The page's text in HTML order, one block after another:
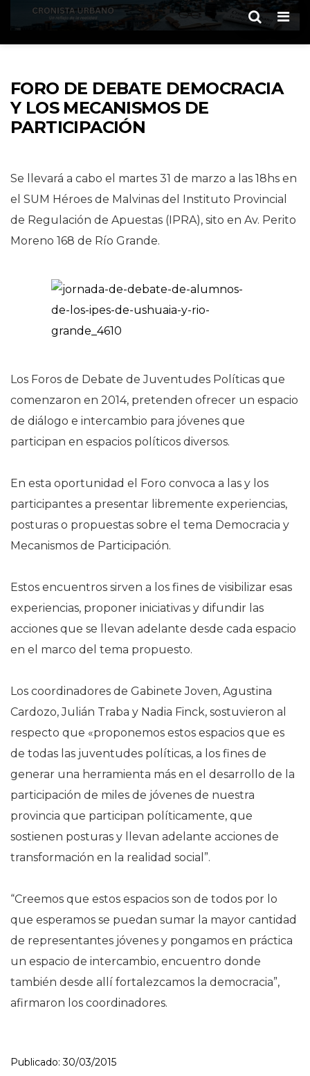
FORO DE DEBATE DEMOCRACIA
Y LOS MECANISMOS DE
PARTICIPACIÓN
Se llevará a cabo el martes 31 de marzo a las 18hs en
el SUM Héroes de Malvinas del Instituto Provincial
de Regulación de Apuestas (IPRA), sito en Av. Perito
Moreno 168 de Río Grande.
Los Foros de Debate de Juventudes Políticas que
comenzaron en 2014, pretenden ofrecer un espacio
de diálogo e intercambio para jóvenes que
participan en espacios políticos diversos.
En esta oportunidad el Foro convoca a las y los
participantes a presentar libremente experiencias,
posturas o propuestas sobre el tema Democracia y
Mecanismos de Participación.
Estos encuentros sirven a los fines de visibilizar esas
experiencias, proponer iniciativas y difundir las
acciones que se llevan adelante desde cada espacio
en el marco del tema propuesto.
Los coordinadores de Gabinete Joven, Agustina
Cardozo, Julián Traba y Nadia Finck, sostuvieron al
respecto que «proponemos estos espacios que es
de todas las juventudes políticas, a los fines de
generar una herramienta más en el desarrollo de la
participación de miles de jóvenes de nuestra
provincia que participan políticamente, que
sostienen posturas y llevan adelante acciones de
transformación en la realidad social”.
“Creemos que estos espacios son de todos por lo
que esperamos se puedan sumar la mayor cantidad
de representantes jóvenes y pongamos en práctica
un espacio de intercambio, encuentro donde
también desde allí fortalezcamos la democracia”,
afirmaron los coordinadores.
Publicado: 30/03/2015